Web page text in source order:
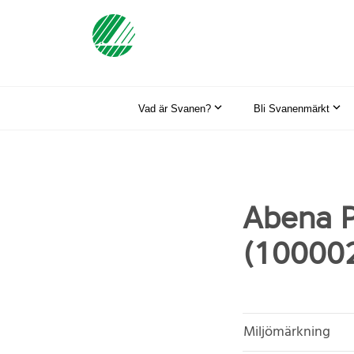
Vad är Svanen? Bli Svanenmärkt
Abena
Miljömärkning